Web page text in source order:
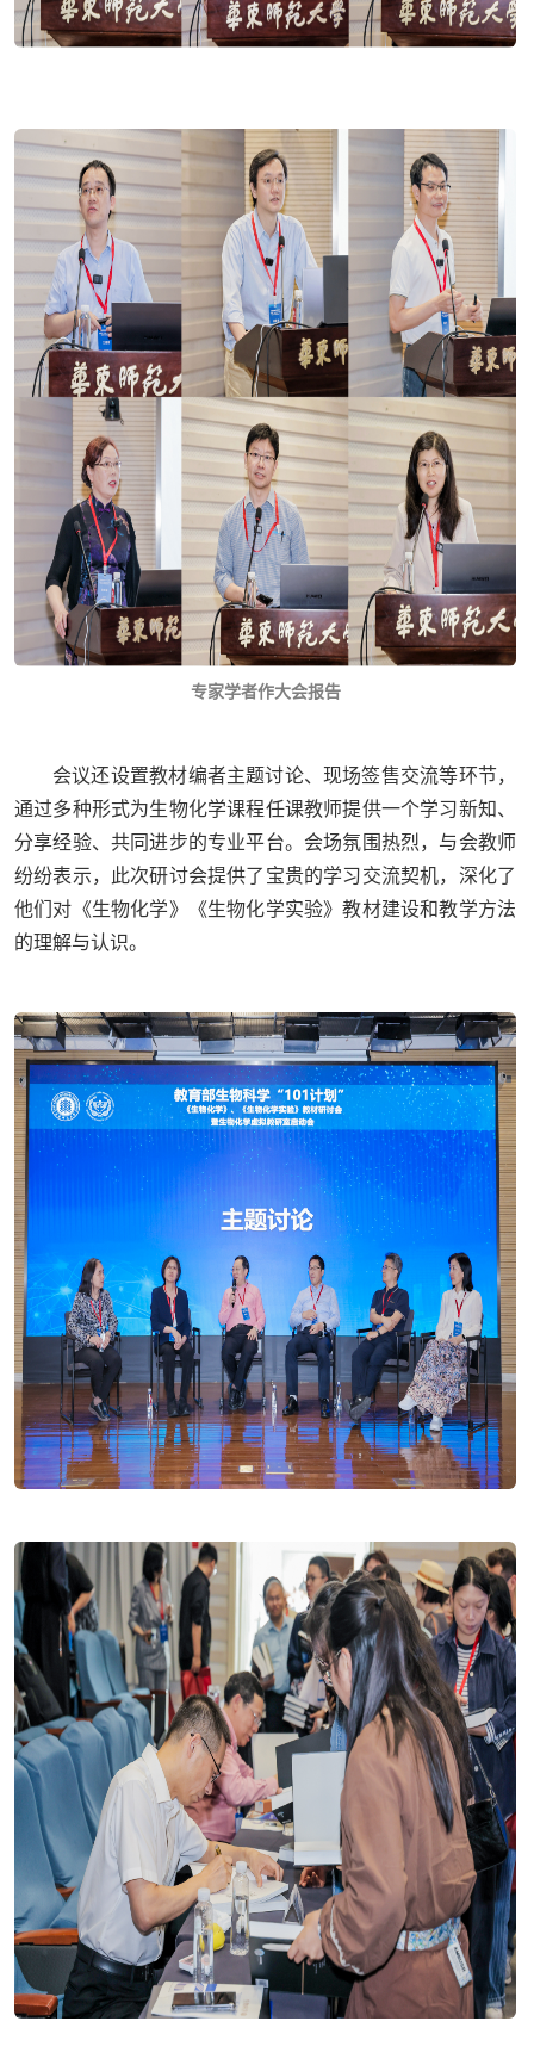
专家学者作大会报告
会议还设置教材编者主题讨论、现场签售交流等环节，
通过多种形式为生物化学课程任课教师提供一个学习新知、
分享经验、共同进步的专业平台。会场氛围热烈，与会教师
纷纷表示，此次研讨会提供了宝贵的学习交流契机，深化了
他们对《生物化学》《生物化学实验》教材建设和教学方法
的理解与认识。